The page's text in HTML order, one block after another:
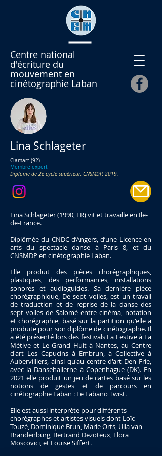
Centre national
d'écriture du
mouvement en
cinétographie Laban
Lina Schlageter
Clamart (92)
Membre expert
Diplôme de 2e cycle supérieur, CNSMDP, 2019.
Lina Schlageter (1990, FR) vit et travaille en Ile-
de-France.
Diplômée du CNDC d’Angers, d’une Licence en
arts du spectacle danse à Paris 8, et du
CNSMDP en cinétographie Laban.
Elle produit des pièces chorégraphiques,
plastiques, des performances, installations
sonores et audioguides. Sa dernière pièce
chorégraphique, De sept voiles, est un travail
de traduction et de reprise de la danse des
sept voiles de Salomé entre cinéma, notation
et chorégraphie, basé sur la partition qu'elle a
produite pour son diplôme de cinétographie. Il
a été présenté lors des festivals La Festive à La
Métive et Le Grand Huit à Nantes, au Centre
d'art Les Capucins à Embrun, à Collective à
Aubervilliers, ainsi qu'au centre d'art Den Frie,
avec la Dansehallerne à Copenhague (DK). En
2021 elle produit un jeu de cartes basé sur les
notions de gestes et de parcours en
cinétographie Laban : Le Labano Twist.
Elle est aussi interprète pour différents
chorégraphes et artistes visuels dont Loïc
Touzé, Dominique Brun, Marie Orts, Ulla van
Brandenburg, Bertrand Dezoteux, Flora
Moscovici, et Louise Siffert.